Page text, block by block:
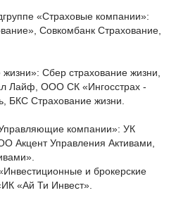
«Страховые компании»:
Совкомбанк Страхование,
Сбер страхование жизни,
Лайф, ООО СК «Ингосстрах -
БКС Страхование жизни.
компании»: УК
Акцент Управления Активами,
и брокерские
«Ай Ти Инвест».